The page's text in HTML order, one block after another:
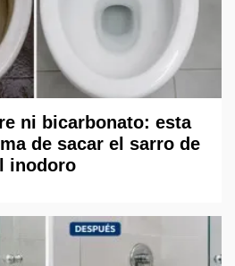
ni bicarbonato: esta
de sacar el sarro de
inodoro